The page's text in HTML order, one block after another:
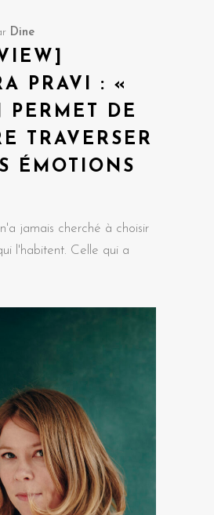
Dine
PRAVI : «
PERMET DE
TRAVERSER
ÉMOTIONS
jamais cherché à choisir
l'habitent. Celle qui a